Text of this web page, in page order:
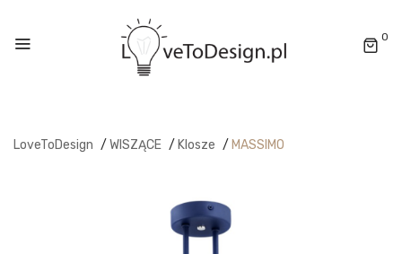
0
LoveToDesign / WISZĄCE / Klosze / MASSIMO